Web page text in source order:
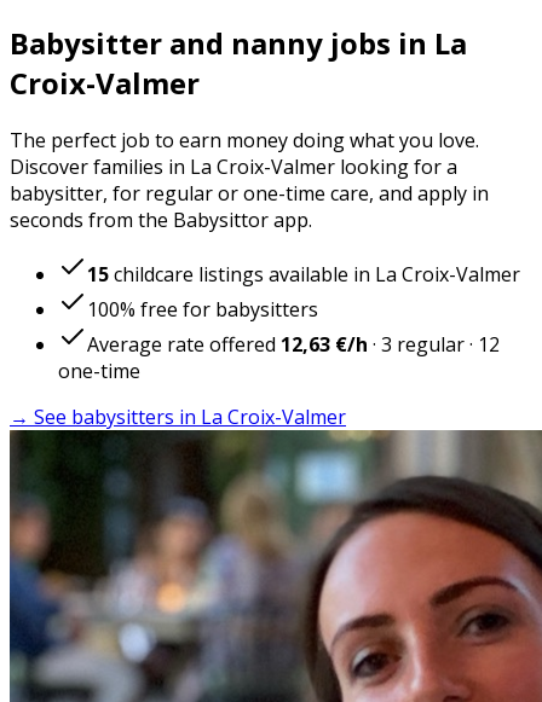
Babysitter and nanny jobs in La
Croix-Valmer
The perfect job to earn money doing what you love.
Discover families in La Croix-Valmer looking for a
babysitter, for regular or one-time care, and apply in
seconds from the Babysittor app.
15childcare listings available in La Croix-Valmer
100% free for babysitters
Average rate offered 12,63 €/h · 3 regular· 12
one-time
→ See babysitters in La Croix-Valmer